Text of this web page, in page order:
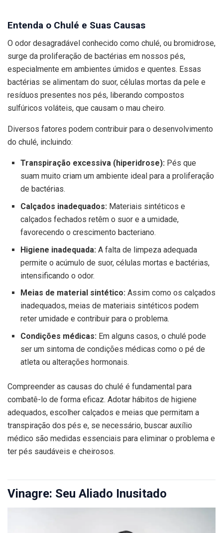
Entenda o Chulé e Suas Causas
O odor desagradável conhecido como chulé, ou bromidrose,
surge da proliferação de bactérias em nossos pés,
especialmente em ambientes úmidos e quentes. Essas
bactérias se alimentam do suor, células mortas da pele e
resíduos presentes nos pés, liberando compostos
sulfúricos voláteis, que causam o mau cheiro.
Diversos fatores podem contribuir para o desenvolvimento
do chulé, incluindo:
Transpiração excessiva (hiperidrose):Pés que
suam muito criam um ambiente ideal para a proliferação
de bactérias.
Calçados inadequados:Materiais sintéticos e
calçados fechados retêm o suor e a umidade,
favorecendo o crescimento bacteriano.
Higiene inadequada: A falta de limpeza adequada
permite o acúmulo de suor, células mortas e bactérias,
intensificando o odor.
Meias de material sintético:Assim como os calçados
inadequados, meias de materiais sintéticos podem
reter umidade e contribuir para o problema.
Condições médicas:Em alguns casos, o chulé pode
ser um sintoma de condições médicas como o pé de
atleta ou alterações hormonais.
Compreender as causas do chulé é fundamental para
combatê-lo de forma eficaz. Adotar hábitos de higiene
adequados, escolher calçados e meias que permitam a
transpiração dos pés e, se necessário, buscar auxílio
médico são medidas essenciais para eliminar o problema e
ter pés saudáveis e cheirosos.
Vinagre: Seu Aliado Inusitado